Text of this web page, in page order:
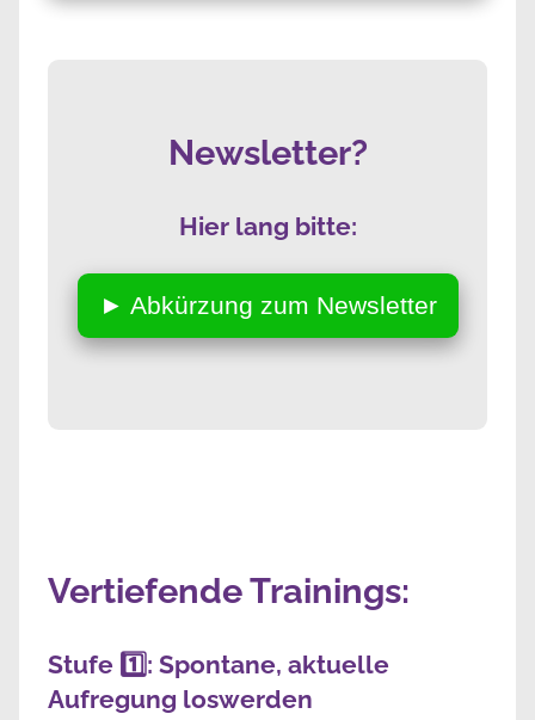
Newsletter?
Hier lang bitte:
► Abkürzung zum Newsletter
Vertiefende Trainings:
Stufe 1️⃣: Spontane, aktuelle
Aufregung loswerden